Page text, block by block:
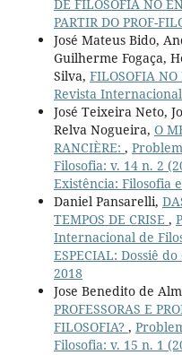
DE FILOSOFIA NO
PARTIR DO PROF-
José Mateus Bido,
Guilherme Fogaça,
Silva, FILOSOFIA
Revista
José Teixeira Neto,
Relva Nogueira, O
RANCIÈRE: ,
Filosofia: v. 14 n. 2
Existência: Filosofia
Daniel Pansarelli,
TEMPOS DE CRISE ,
Internacional de
ESPECIAL: Dossiê
2018
Jose Benedito de
PROFESSORAS E
FILOSOFIA? ,
Filosofia: v. 15 n. 1